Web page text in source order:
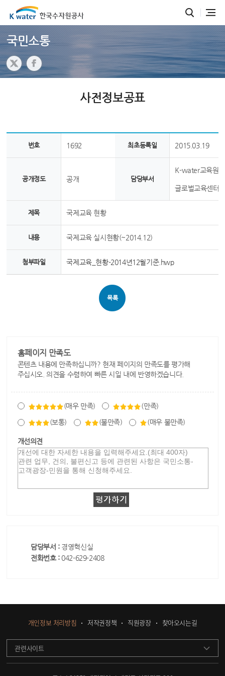
국민소통
사전정보공표
번호 1692 최초등록일 2015.03.19
공개정도 공개 담당부서
K-water교육원
글로벌교육센터
제목 국제교육 현황
내용 국제교육 실시현황(~2014.12)
첨부파일 국제교육_현황-2014년12월기준.hwp
목록
홈페이지 만족도
콘텐츠 내용에 만족하십니까? 현재 페이지의 만족도를 평가해
주십시오. 의견을 수렴하여 빠른 시일 내에 반영하겠습니다.
(매우 만족) (만족)
(보통) (불만족) (매우 불만족)
개선의견
담당부서 : 경영혁신실
전화번호 : 042-629-2408
개인정보 처리방침 저작권정책 직원광장 찾아오시는길
관련사이트